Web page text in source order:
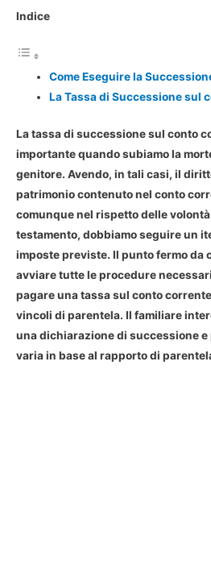
Indice
Come Eseguire la
La Tassa di Successione sul
Latassa di successione sul conto
importante quando subiamo la
genitore. Avendo, in tali casi, il
patrimonio contenuto nel conto
comunque nel rispetto delle
testamento, dobbiamo seguire un
imposte previste. Il punto fermo da
avviare tutte le procedure
pagare una tassa sul conto
vincoli di parentela. Il familiare
unadichiarazione di successionee
varia in base al rapporto di